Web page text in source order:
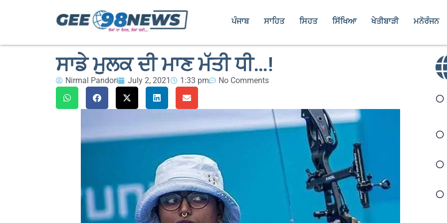
ਪੰਜਾਬ ਸਾਹਿਤ ਸਿਹਤ ਸਿੱਖਿਆ ਖੇਤੀਬਾੜੀ ਮਨੋਰੰਜਨ
ਸਾਡੇ ਮੁਲਕ ਦੀ ਮਾਣ ਮੱਤੀ ਧੀ…!
Nirmal Pandori July 2, 2021 1:33 pm No Comments